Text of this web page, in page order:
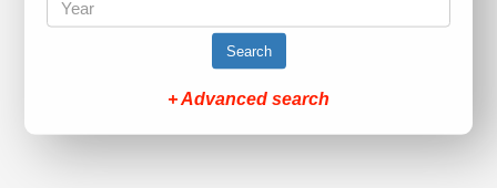
Search
+ Advanced search